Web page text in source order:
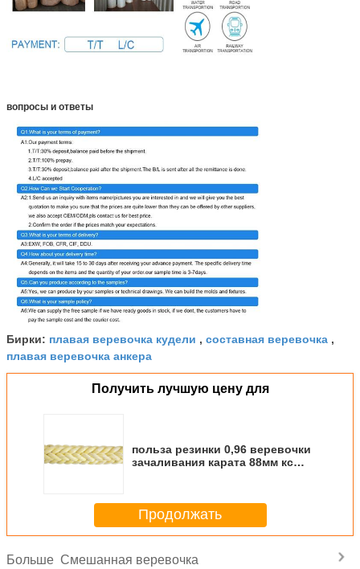
вопросы и ответы
Бирки: плавая веревочка кудели , составная веревочка ,
плавая веревочка анкера
Получить лучшую цену для
польза резинки 0,96 веревочки
зачаливания карата 88мм кс
Продолжать
Больше Смешанная веревочка